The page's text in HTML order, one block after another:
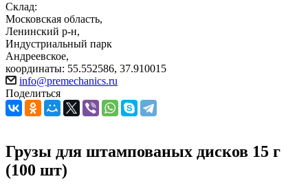
Склад:
Московская область,
Ленинский р-н,
Индустриальный парк
Андреевское,
координаты: 55.552586, 37.910015
info@premechanics.ru
Поделиться
Грузы для штампованых дисков 15 г
(100 шт)